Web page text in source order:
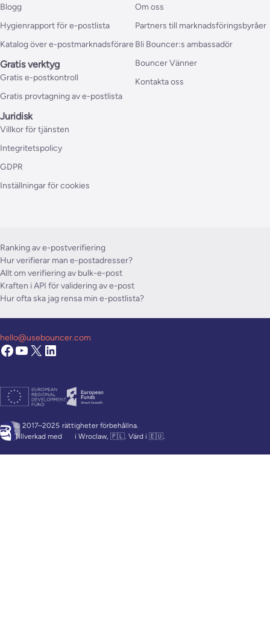
Blogg
Hygienrapport för e-postlista
Katalog över e-postmarknadsförare
Gratis verktyg
Gratis e-postkontroll
Gratis provtagning av e-postlista
Om oss
Partners till marknadsföringsbyråer
Bli Bouncer:s ambassadör
Bouncer Vänner
Kontakta oss
Juridisk
Villkor för tjänsten
Integritetspolicy
GDPR
Inställningar för cookies
Ranking av e-postverifiering
Hur verifierar man e-postadresser?
Allt om verifiering av bulk-e-post
Kraften i API för validering av e-post
Hur ofta ska jag rensa min e-postlista?
© 2017–2025 rättigheter förbehållna.
Tillverkad med
i Wroclaw, 🇵🇱. Värd i 🇪🇺.
hello@usebouncer.com